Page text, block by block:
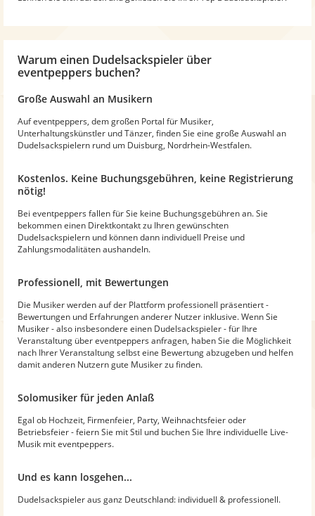
Warum einen Dudelsackspieler über
eventpeppers buchen?
Große Auswahl an Musikern
Auf eventpeppers, dem großen Portal für Musiker,
Unterhaltungskünstler und Tänzer, finden Sie eine große Auswahl an
Dudelsackspielern rund um Duisburg, Nordrhein-Westfalen.
Kostenlos. Keine Buchungsgebühren, keine Registrierung
nötig!
Bei eventpeppers fallen für Sie keine Buchungsgebühren an. Sie
bekommen einen Direktkontakt zu Ihren gewünschten
Dudelsackspielern und können dann individuell Preise und
Zahlungsmodalitäten aushandeln.
Professionell, mit Bewertungen
Die Musiker werden auf der Plattform professionell präsentiert -
Bewertungen und Erfahrungen anderer Nutzer inklusive. Wenn Sie
Musiker - also insbesondere einen Dudelsackspieler - für Ihre
Veranstaltung über eventpeppers anfragen, haben Sie die Möglichkeit
nach Ihrer Veranstaltung selbst eine Bewertung abzugeben und helfen
damit anderen Nutzern gute Musiker zu finden.
Solomusiker für jeden Anlaß
Egal ob Hochzeit, Firmenfeier, Party, Weihnachtsfeier oder
Betriebsfeier - feiern Sie mit Stil und buchen Sie Ihre individuelle Live-
Musik mit eventpeppers.
Und es kann losgehen...
Dudelsackspieler aus ganz Deutschland: individuell & professionell.